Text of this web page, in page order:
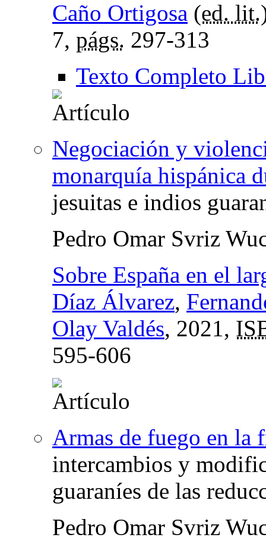
Caño Ortigosa (ed. lit.
7, págs. 297-313
Texto Completo
Negociación y
monarquía hispánica
jesuitas e indios
Pedro Omar Svriz
Sobre España en el
Díaz Álvarez,
Olay Valdés, 2021,
595-606
Armas de fuego en la
intercambios y
guaraníes de las
Pedro Omar Svriz